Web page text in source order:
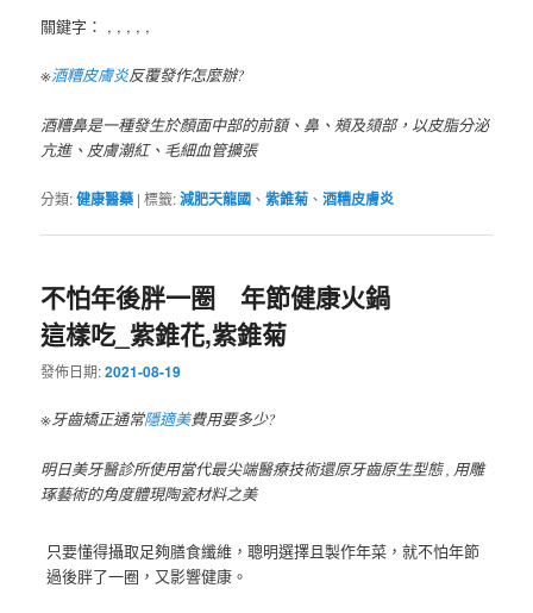
關鍵字： , , , , ,
※酒糟皮膚炎反覆發作怎麼辦?
酒糟鼻是一種發生於顏面中部的前額、鼻、頰及頦部，以皮脂分泌
亢進、皮膚潮紅、毛細血管擴張
分類:健康醫藥 |標籤:減肥天龍國 、紫錐菊 、酒糟皮膚炎
不怕年後胖一圈 年節健康火鍋
這樣吃_紫錐花,紫錐菊
發佈日期:2021-08-19
※牙齒矯正通常隱適美費用要多少?
明日美牙醫診所使用當代最尖端醫療技術還原牙齒原生型態 , 用雕
琢藝術的角度體現陶瓷材料之美
只要懂得攝取足夠膳食纖維，聰明選擇且製作年菜，就不怕年節
過後胖了一圈，又影響健康。